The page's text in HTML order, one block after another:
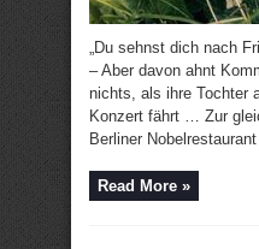
„Du sehnst dich nach
– Aber davon ahnt
nichts, als ihre Tochter
Konzert fährt … Zur
Berliner
Read More »